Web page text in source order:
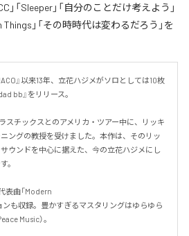
」「Sleeper」「自分のことだけ考えよう」
Things」「その時時代は変わるだろう」を
』以来13年、立花ハジメがソロとしては10枚
bb』をリリース。
スチックスとのアメリカ・ツアー中に、リッキ
ングの教授を受けました。本作は、そのリッ
ウンドを中心に据えた、今の立花ハジメにし
。
表曲「Modern
も収録。豊かすぎるマスタリングはゆらゆら
Music）。